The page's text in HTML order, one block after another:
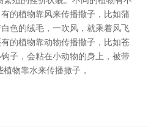
的植物靠风来传播撒子，比如蒲
色的绒毛，一吹风，就乘着风飞
的植物靠动物传播撒子，比如苍
子，会粘在小动物的身上，被带
物靠水来传播撒子，